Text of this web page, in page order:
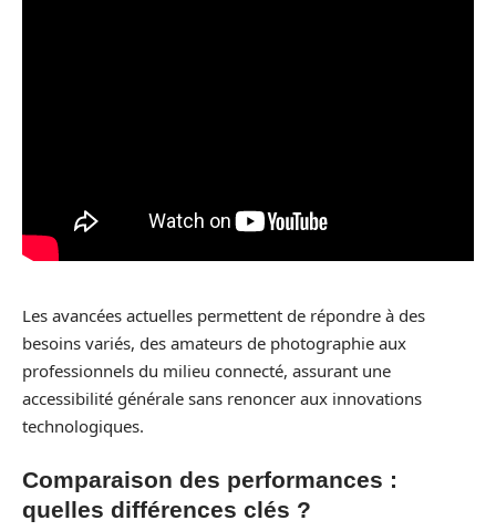
Les avancées actuelles permettent de répondre à des
besoins variés, des amateurs de photographie aux
professionnels du milieu connecté, assurant une
accessibilité générale sans renoncer aux innovations
technologiques.
Comparaison des performances :
quelles différences clés ?